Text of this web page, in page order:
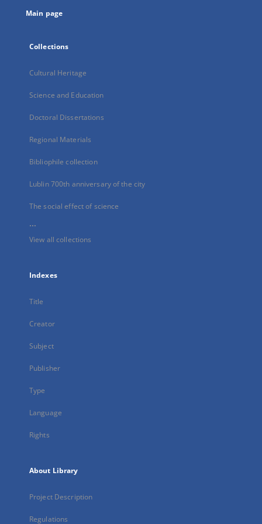
Main page
Collections
Cultural Heritage
Science and Education
Doctoral Dissertations
Regional Materials
Bibliophile collection
Lublin 700th anniversary of the city
The social effect of science
...
View all collections
Indexes
Title
Creator
Subject
Publisher
Type
Language
Rights
About Library
Project Description
Regulations